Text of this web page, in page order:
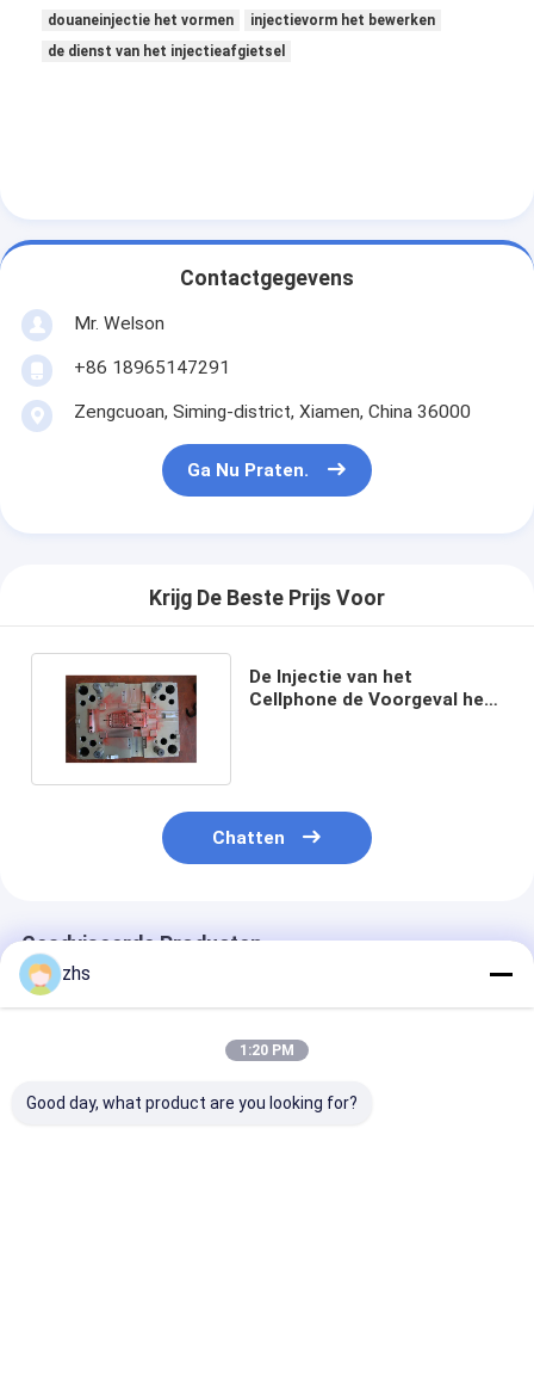
douaneinjectie het vormen
injectievorm het bewerken
de dienst van het injectieafgietsel
Contactgegevens
Mr. Welson
+86 18965147291
Zengcuoan, Siming-district, Xiamen, China 36000
Ga Nu Praten.
Krijg De Beste Prijs Voor
De Injectie van het
Cellphone de Voorgeval het
Chatten
Geadviseerde Producten
zhs
1:20 PM
Good day, what product are you looking for?